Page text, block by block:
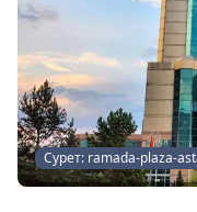
Сурет: ramada-plaza-